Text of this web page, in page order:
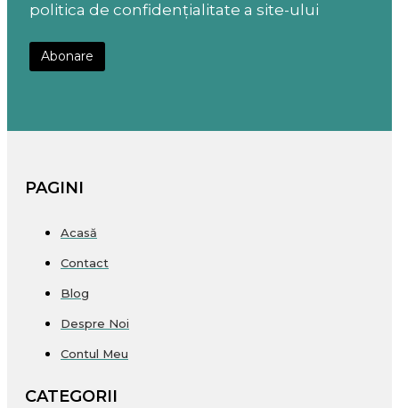
politica de confidențialitate a site-ului
PAGINI
Acasă
Contact
Blog
Despre Noi
Contul Meu
CATEGORII